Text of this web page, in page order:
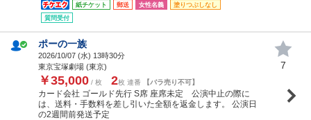
紙チケット 郵送 女性名義
塗りつぶしなし
質問受付
ポーの一族
2026/10/07 (水) 13時30分
東京宝塚劇場 (東京)
￥35,000 / 枚 2枚 連番 【バラ売り不可】
カード会社 ゴールド先行 S席 座席未定 公演中止の際に
は、送料・手数料を差し引いた全額を返金します。 公演日
の2週間前発送予定
7